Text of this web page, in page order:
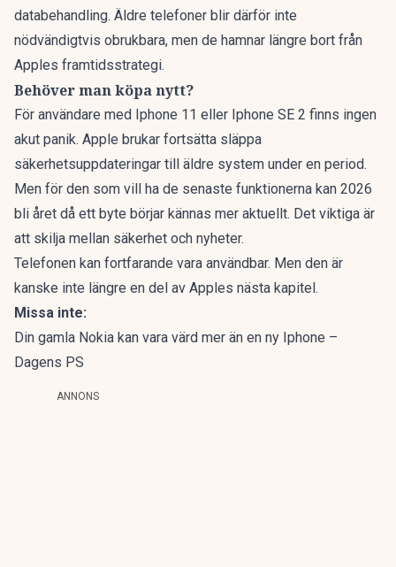
databehandling. Äldre telefoner blir därför inte
nödvändigtvis obrukbara, men de hamnar längre bort från
Apples framtidsstrategi.
Behöver man köpa nytt?
För användare med Iphone 11 eller Iphone SE 2 finns ingen
akut panik. Apple brukar fortsätta släppa
säkerhetsuppdateringar till äldre system under en period.
Men för den som vill ha de senaste funktionerna kan 2026
bli året då ett byte börjar kännas mer aktuellt. Det viktiga är
att skilja mellan säkerhet och nyheter.
Telefonen kan fortfarande vara användbar. Men den är
kanske inte längre en del av Apples nästa kapitel.
Missa inte:
Din gamla Nokia kan vara värd mer än en ny Iphone –
Dagens PS
ANNONS